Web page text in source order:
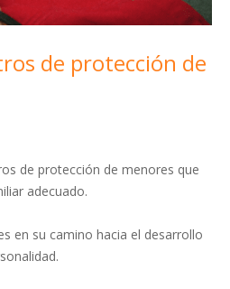
de protección de
de protección de menores que
adecuado.
en su camino hacia el desarrollo